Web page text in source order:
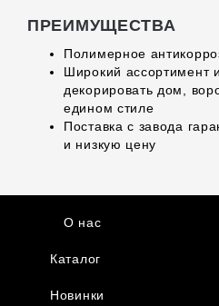
ПРЕИМУЩЕСТВА
Полимерное
Широкий ассортимент
декорировать дом,
едином стиле
Поставка с завода
и низкую цену
О нас
Каталог
Новинки